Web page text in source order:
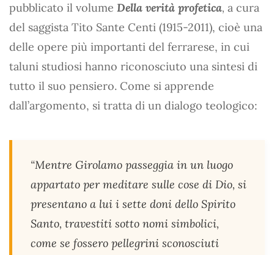
pubblicato il volume Della verità profetica, a cura
del saggista Tito Sante Centi (1915-2011), cioè una
delle opere più importanti del ferrarese, in cui
taluni studiosi hanno riconosciuto una sintesi di
tutto il suo pensiero. Come si apprende
dall’argomento, si tratta di un dialogo teologico:
“Mentre Girolamo passeggia in un luogo
appartato per meditare sulle cose di Dio, si
presentano a lui i sette doni dello Spirito
Santo, travestiti sotto nomi simbolici,
come se fossero pellegrini sconosciuti